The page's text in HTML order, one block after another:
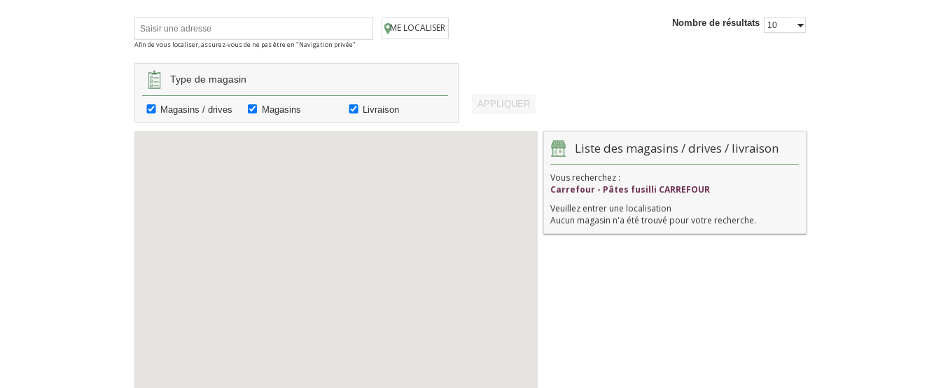
Afin de vous localiser, assurez-vous de ne pas être en "Navigation privée"
ME LOCALISER
Type de magasin
Magasins / drives Magasins Livraison
Nombre de résultats 10
Liste des magasins / drives / livraison
Vous recherchez :
Carrefour - Pâtes fusilli CARREFOUR
Veuillez entrer une localisation
Aucun magasin n'a été trouvé pour votre recherche.